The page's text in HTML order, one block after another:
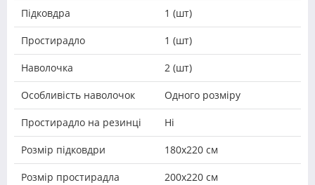
Підковдра 1 (шт)
Простирадло 1 (шт)
Наволочка 2 (шт)
Особливість наволочок Одного розміру
Простирадло на резинці Ні
Розмір підковдри 180х220 см
Розмір простирадла 200х220 см